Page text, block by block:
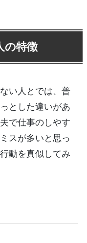
の特徴
い人とでは、普
とした違いがあ
で仕事のしやす
スが多いと思っ
動を真似してみ